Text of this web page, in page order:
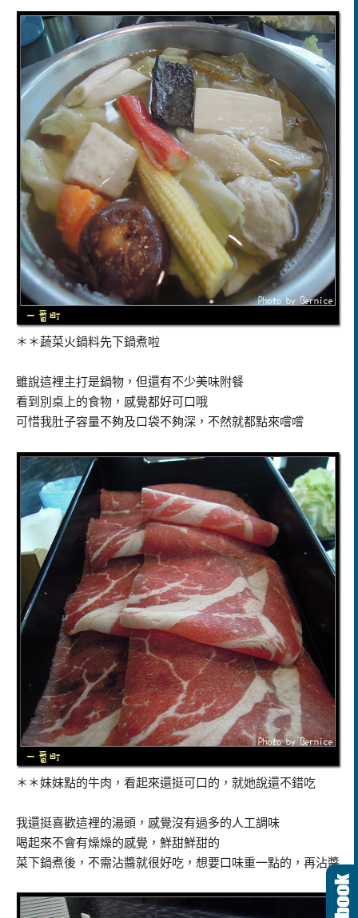
＊＊蔬菜火鍋料先下鍋煮啦
雖說這裡主打是鍋物，但還有不少美味附餐
看到別桌上的食物，感覺都好可口哦
可惜我肚子容量不夠及口袋不夠深，不然就都點來嚐嚐
＊＊妺妹點的牛肉，看起來還挺可口的，就她說還不錯吃
我還挺喜歡這裡的湯頭，感覺沒有過多的人工調味
喝起來不會有燥燥的感覺，鮮甜鮮甜的
菜下鍋煮後，不需沾醬就很好吃，想要口味重一點的，再沾醬